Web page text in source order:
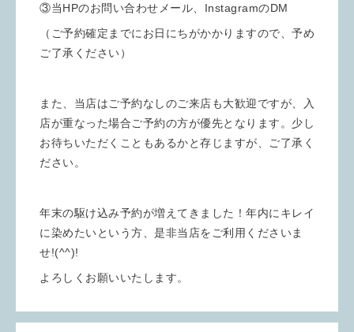
③当HPのお問い合わせメール、InstagramのDM
（ご予約確定までにお日にちがかかりますので、予め
ご了承ください）
また、当店はご予約なしのご来店も大歓迎ですが、入
店が重なった場合ご予約の方が優先となります。少し
お待ちいただくこともあるかと存じますが、ご了承く
ださい。
年末の駆け込み予約が増えてきました！年内にキレイ
に染めたいという方、是非当店をご利用くださいま
せ!(^^)!
よろしくお願いいたします。